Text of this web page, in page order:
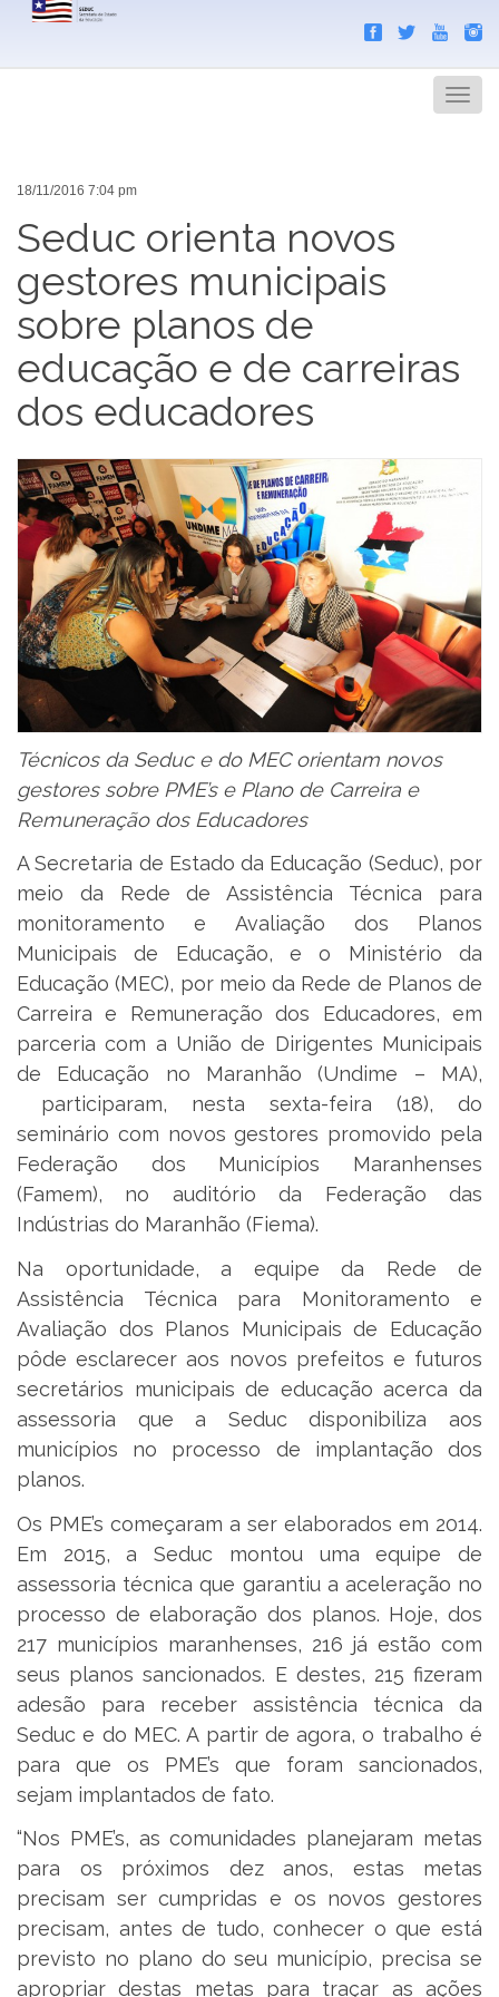
Menu
18/11/2016 7:04 pm
Seduc orienta novos
gestores municipais
sobre planos de
educação e de carreiras
dos educadores
Técnicos da Seduc e do MEC orientam novos
gestores sobre PME’s e Plano de Carreira e
Remuneração dos Educadores
A Secretaria de Estado da Educação (Seduc), por
meio da Rede de Assistência Técnica para
monitoramento e Avaliação dos Planos
Municipais de Educação, e o Ministério da
Educação (MEC), por meio da Rede de Planos de
Carreira e Remuneração dos Educadores, em
parceria com a União de Dirigentes Municipais
de Educação no Maranhão (Undime – MA),
participaram, nesta sexta-feira (18), do
seminário com novos gestores promovido pela
Federação dos Municípios Maranhenses
(Famem), no auditório da Federação das
Indústrias do Maranhão (Fiema).
Na oportunidade, a equipe da Rede de
Assistência Técnica para Monitoramento e
Avaliação dos Planos Municipais de Educação
pôde esclarecer aos novos prefeitos e futuros
secretários municipais de educação acerca da
assessoria que a Seduc disponibiliza aos
municípios no processo de implantação dos
planos.
Os PME’s começaram a ser elaborados em 2014.
Em 2015, a Seduc montou uma equipe de
assessoria técnica que garantiu a aceleração no
processo de elaboração dos planos. Hoje, dos
217 municípios maranhenses, 216 já estão com
seus planos sancionados. E destes, 215 fizeram
adesão para receber assistência técnica da
Seduc e do MEC. A partir de agora, o trabalho é
para que os PME’s que foram sancionados,
sejam implantados de fato.
“Nos PME’s, as comunidades planejaram metas
para os próximos dez anos, estas metas
precisam ser cumpridas e os novos gestores
precisam, antes de tudo, conhecer o que está
previsto no plano do seu município, precisa se
apropriar destas metas para traçar as ações